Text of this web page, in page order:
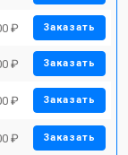
₽ Заказать
₽ Заказать
₽ Заказать
₽ Заказать